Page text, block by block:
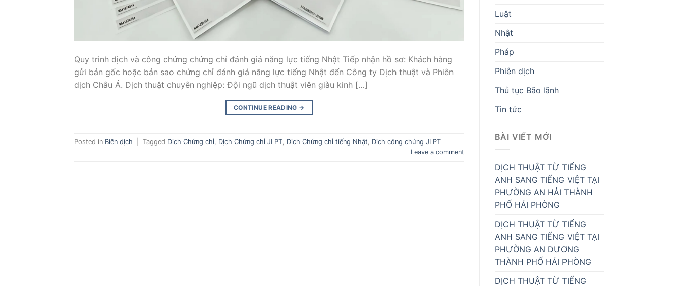
Quy trình dịch và công chứng chứng chỉ đánh giá năng lực tiếng Nhật Tiếp nhận hồ sơ: Khách hàng
gửi bản gốc hoặc bản sao chứng chỉ đánh giá năng lực tiếng Nhật đến Công ty Dịch thuật và Phiên
dịch Châu Á. Dịch thuật chuyên nghiệp: Đội ngũ dịch thuật viên giàu kinh […]
CONTINUE READING →
Posted in Biên dịch Tagged Dịch Chứng chỉ, Dịch Chứng chỉ JLPT, Dịch Chứng chỉ tiếng Nhật, Dịch công chứng JLPT
Leave a comment
Luật
Nhật
Pháp
Phiên dịch
Thủ tục Bão lãnh
Tin tức
BÀI VIẾT MỚI
DỊCH THUẬT TỪ TIẾNG
ANH SANG TIẾNG VIỆT TẠI
PHƯỜNG AN HẢI THÀNH
PHỐ HẢI PHÒNG
DỊCH THUẬT TỪ TIẾNG
ANH SANG TIẾNG VIỆT TẠI
PHƯỜNG AN DƯƠNG
THÀNH PHỐ HẢI PHÒNG
DỊCH THUẬT TỪ TIẾNG